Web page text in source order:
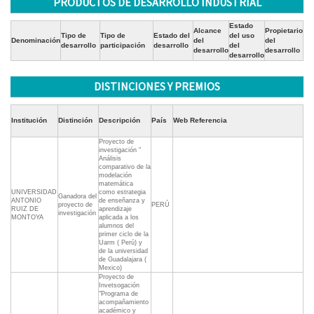
Denominación
Tipo de
desarrollo
Tipo de
participación
Estado del
desarrollo
Alcance
del
desarrollo
Estado
del uso
del
desarrollo
Propietario
del
desarrollo
DISTINCIONES Y PREMIOS
Institución Distinción Descripción País Web Referencia
UNIVERSIDAD
ANTONIO
RUIZ DE
MONTOYA
Ganadora del
proyecto de
investigación
Proyecto de
investigación "
Análisis
comparativo de la
modelación
matemática
como estrategia
de enseñanza y
aprendizaje
aplicada a los
alumnos del
primer ciclo de la
Uarm ( Perú) y
de la universidad
de Guadalajara (
Mexico)
PERÚ
Proyecto de
Invetsogación
"Programa de
acompañamiento
académico y